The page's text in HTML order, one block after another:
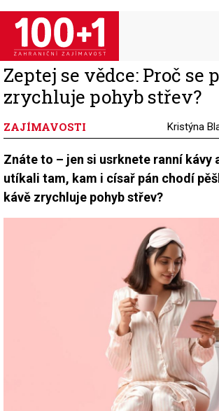
Přejít
hlavnímu
obsahu
Zeptej se vědce: Proč se
zrychluje pohyb střev?
ZAJÍMAVOSTI Kristýna
Znáte to – jen si usrknete ranní kávy
utíkali tam, kam i císař pán chodí
kávě zrychluje pohyb střev?